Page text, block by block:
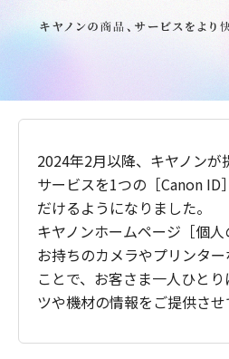
2024年2月以降、キヤノンが
サービスを1つの［Canon ID
だけるようになりました。
キヤノンホームページ［個人
お持ちのカメラやプリンタ
ことで、お客さま一人ひと
ツや機材の情報をご提供させ